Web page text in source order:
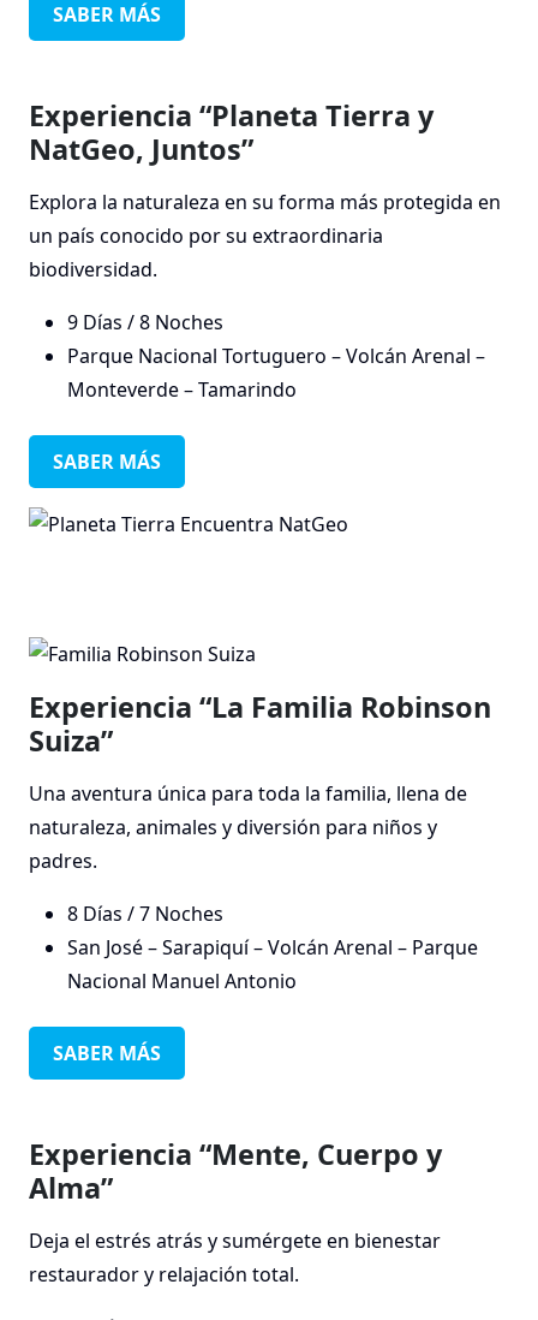
SABER MÁS
Experiencia “Planeta Tierra y
NatGeo, Juntos”
Explora la naturaleza en su forma más protegida en
un país conocido por su extraordinaria
biodiversidad.
9 Días / 8 Noches
Parque Nacional Tortuguero – Volcán Arenal –
Monteverde – Tamarindo
SABER MÁS
Experiencia “La Familia Robinson
Suiza”
Una aventura única para toda la familia, llena de
naturaleza, animales y diversión para niños y
padres.
8 Días / 7 Noches
San José – Sarapiquí – Volcán Arenal – Parque
Nacional Manuel Antonio
SABER MÁS
Experiencia “Mente, Cuerpo y
Alma”
Deja el estrés atrás y sumérgete en bienestar
restaurador y relajación total.